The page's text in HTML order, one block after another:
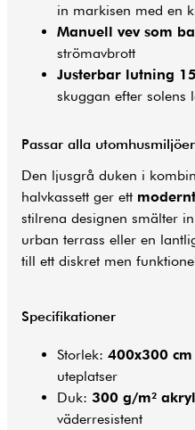
in markisen med en
Manuell vev som
strömavbrott
Justerbar lutning
skuggan efter solens
Passar alla utomhusmiljöer
Den ljusgrå duken i
halvkassett ger ett
stilrena designen smälter
urban terrass eller en
till ett diskret men
Specifikationer
Storlek: 400x300 cm
uteplatser
Duk: 300 g/m²
väderresistent